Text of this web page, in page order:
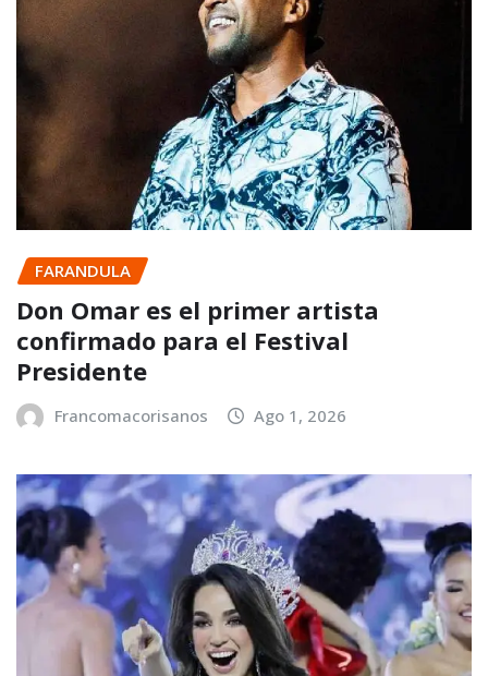
FARANDULA
Don Omar es el primer artista
confirmado para el Festival
Presidente
Francomacorisanos Ago 1, 2026